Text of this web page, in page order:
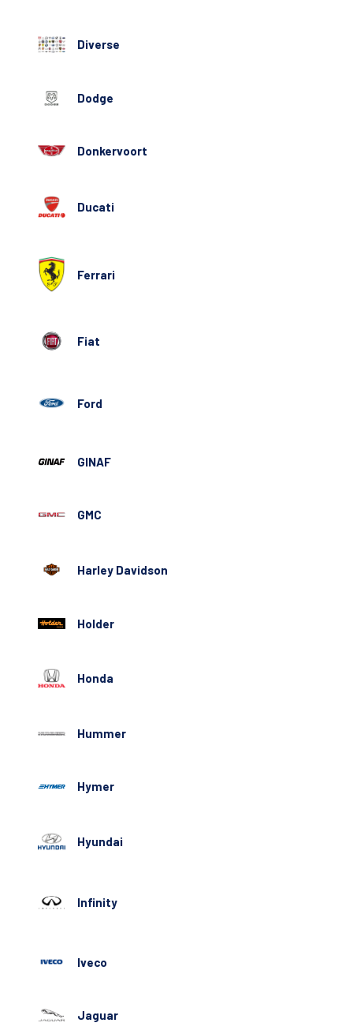
Diverse
Dodge
Donkervoort
Ducati
Ferrari
Fiat
Ford
GINAF
GMC
Harley Davidson
Holder
Honda
Hummer
Hymer
Hyundai
Infinity
Iveco
Jaguar